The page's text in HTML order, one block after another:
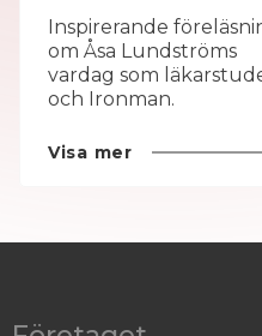
Inspirerande
om Åsa Lundströms
vardag som
och Ironman.
Visa mer